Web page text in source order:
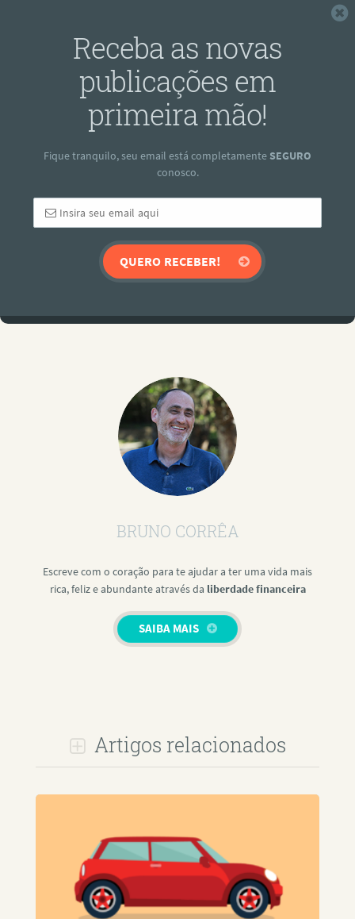
Receba as novas
publicações em
primeira mão!
Fique tranquilo, seu email está completamenteSEGURO
conosco.
BRUNO CORRÊA
Escreve com o coração para te ajudar a ter uma vida mais
rica, feliz e abundante através da liberdade financeira
SAIBA MAIS
Artigos relacionados